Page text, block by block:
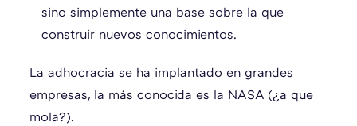
sino simplemente una base sobre la que
construir nuevos conocimientos.
La adhocracia se ha implantado en grandes
empresas, la más conocida es la NASA (¿a que
mola?).